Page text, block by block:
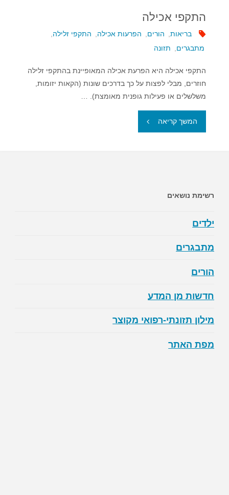
התקפי אכילה
בריאות הורים הפרעות אכילה התקפי זלילה
מתבגרים
תזונה
התקפי אכילה היא הפרעת אכילה המאופיינת בהתקפי זלילה
חוזרים, מבלי לפצות על כך בדרכים שונות (הקאות יזומות,
משלשלים או פעילות גופנית מאומצת). …
המשך קריאה "התקפי
רשימת נושאים
ילדים
מתבגרים
הורים
חדשות מן המדע
מילון תזונתי-רפואי מקוצר
מפת האתר